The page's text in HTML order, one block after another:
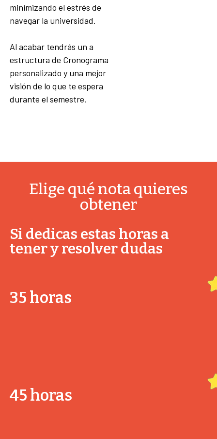
minimizando el estrés de
navegar la universidad.
Al acabar tendrás un a
estructura de Cronograma
personalizado y una mejor
visión de lo que te espera
durante el semestre.
Elige qué nota quieres
obtener
Si dedicas estas horas a
tener y resolver dudas
35 horas
45 horas